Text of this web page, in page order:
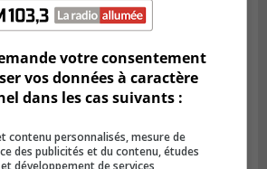
à 11h58
votre consentement
vos données à caractère
dans les cas suivants :
contenu personnalisés, mesure de
des publicités et du contenu, études
et développement de services